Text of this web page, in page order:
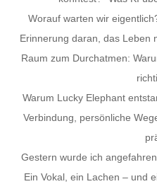
Worauf warten wir
Erinnerung daran, das Leben
Raum zum Durchatmen:
Warum Lucky Elephant
Verbindung, persönliche
Gestern wurde ich
Ein Vokal, ein Lachen – und